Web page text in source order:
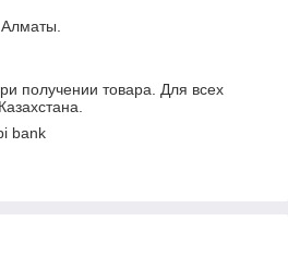
получении товара. Для всех
bank